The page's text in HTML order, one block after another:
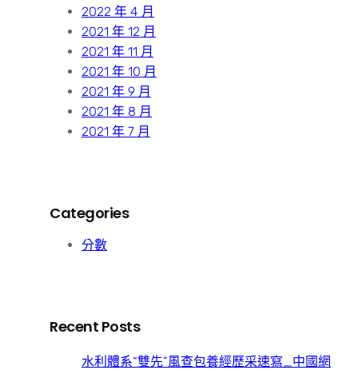
2022 年 4 月
2021 年 12 月
2021 年 11 月
2021 年 10 月
2021 年 9 月
2021 年 8 月
2021 年 7 月
Categories
分數
Recent Posts
水利體系“雙先”風查包養經歷采速寫_中國網